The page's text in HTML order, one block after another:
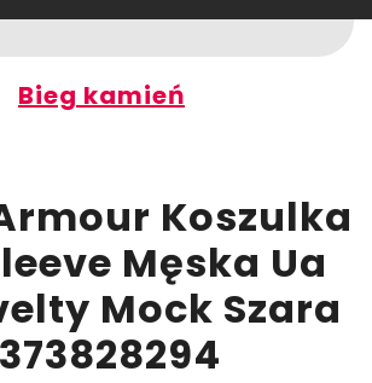
Bieg kamień
Koszulka
Męska Ua
Mock Szara